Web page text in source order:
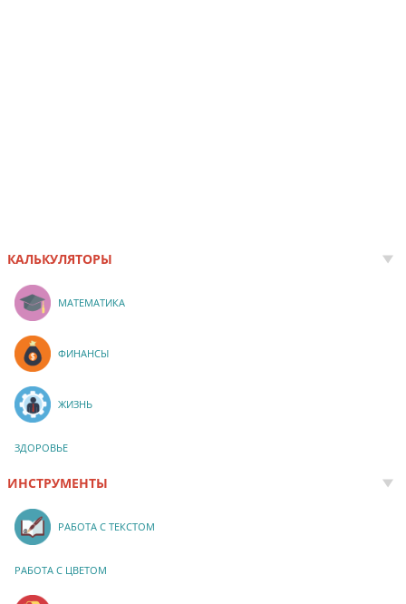
КАЛЬКУЛЯТОРЫ
МАТЕМАТИКА
ФИНАНСЫ
ЖИЗНЬ
ЗДОРОВЬЕ
ИНСТРУМЕНТЫ
РАБОТА С ТЕКСТОМ
РАБОТА С ЦВЕТОМ